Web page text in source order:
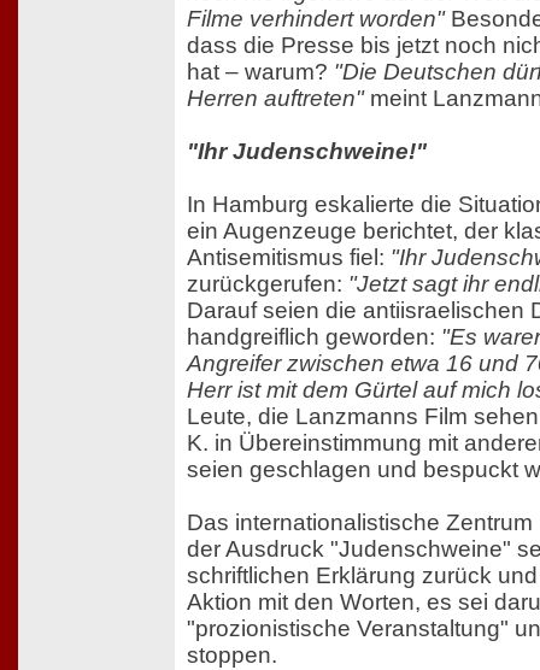
Filme verhindert worden"
dass die Presse bis jetzt noch
hat – warum? "Die Deutschen
Herren auftreten"meint
"Ihr Judenschweine!"
In Hamburg eskalierte die
ein Augenzeuge berichtet, der
Antisemitismus fiel: "Ihr
zurückgerufen: "Jetzt sagt ihr
Darauf seien die antiisraelischen
handgreiflich geworden: "Es
Angreifer zwischen etwa 16 und
Herr ist mit dem Gürtel auf mich
Leute, die Lanzmanns Film
K. in Übereinstimmung mit
seien geschlagen und bespuckt
Das internationalistische
der Ausdruck "Judenschweine"
schriftlichen Erklärung zurück
Aktion mit den Worten, es sei
"prozionistische Veranstaltung"
stoppen.